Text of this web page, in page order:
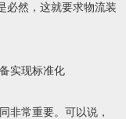
必然，这就要求物流装
实现标准化
常重要。可以说，